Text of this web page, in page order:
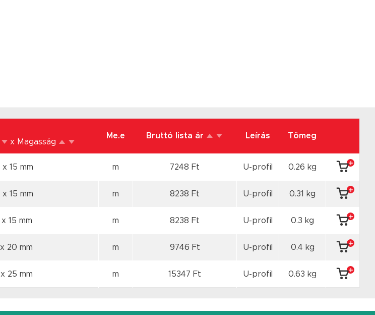
x Magasság
Me.e Bruttó lista ár Leírás Tömeg
x 15 mm m 7248 Ft U-profil 0.26 kg
x 15 mm m 8238 Ft U-profil 0.31 kg
x 15 mm m 8238 Ft U-profil 0.3 kg
x 20 mm m 9746 Ft U-profil 0.4 kg
x 25 mm m 15347 Ft U-profil 0.63 kg